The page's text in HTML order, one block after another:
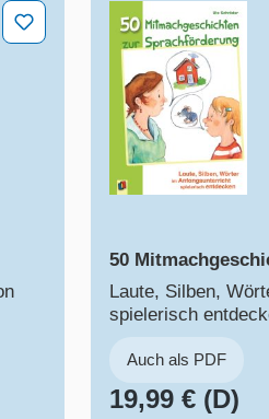
50
50
Laute, Silben,
spielerisch
Auch als PDF
19,99 € (D)